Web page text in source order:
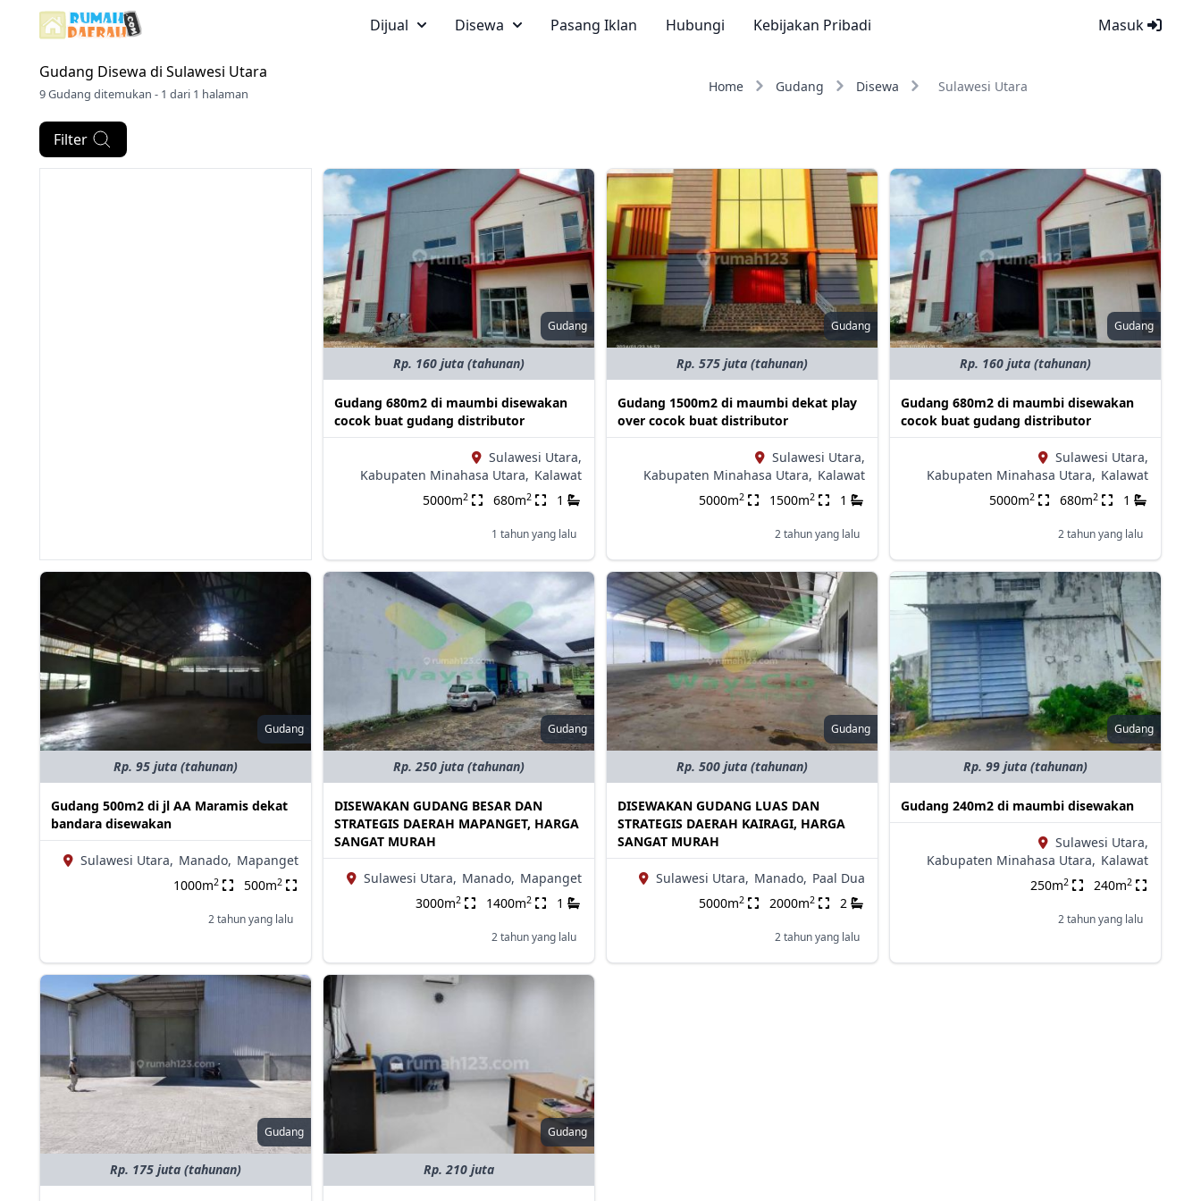
Masuk
Dijual Disewa Pasang Iklan Hubungi Kebijakan Pribadi
Gudang Disewa di Sulawesi Utara
9 Gudang ditemukan - 1 dari 1 halaman Home Gudang Disewa Sulawesi Utara
Filter
Gudang
Rp. 160 juta (tahunan)
Gudang 680m2 di maumbi disewakan
cocok buat gudang distributor
Sulawesi Utara,
Kabupaten Minahasa Utara, Kalawat
5000m2 680m2 1
1 tahun yang lalu
Gudang
Rp. 575 juta (tahunan)
Gudang 1500m2 di maumbi dekat play
over cocok buat distributor
Sulawesi Utara,
Kabupaten Minahasa Utara, Kalawat
5000m2 1500m2 1
2 tahun yang lalu
Gudang
Rp. 160 juta (tahunan)
Gudang 680m2 di maumbi disewakan
cocok buat gudang distributor
Sulawesi Utara,
Kabupaten Minahasa Utara, Kalawat
5000m2 680m2 1
2 tahun yang lalu
Gudang
Rp. 95 juta (tahunan)
Gudang 500m2 di jl AA Maramis dekat
bandara disewakan
Sulawesi Utara, Manado, Mapanget
1000m2 500m2
2 tahun yang lalu
Gudang
Rp. 250 juta (tahunan)
DISEWAKAN GUDANG BESAR DAN
STRATEGIS DAERAH MAPANGET, HARGA
SANGAT MURAH
Sulawesi Utara, Manado, Mapanget
3000m2 1400m2 1
2 tahun yang lalu
Gudang
Rp. 500 juta (tahunan)
DISEWAKAN GUDANG LUAS DAN
STRATEGIS DAERAH KAIRAGI, HARGA
SANGAT MURAH
Sulawesi Utara, Manado, Paal Dua
5000m2 2000m2 2
2 tahun yang lalu
Gudang
Rp. 99 juta (tahunan)
Gudang 240m2 di maumbi disewakan
Sulawesi Utara,
Kabupaten Minahasa Utara, Kalawat
250m2 240m2
2 tahun yang lalu
Gudang
Rp. 175 juta (tahunan)
Gudang
Rp. 210 juta